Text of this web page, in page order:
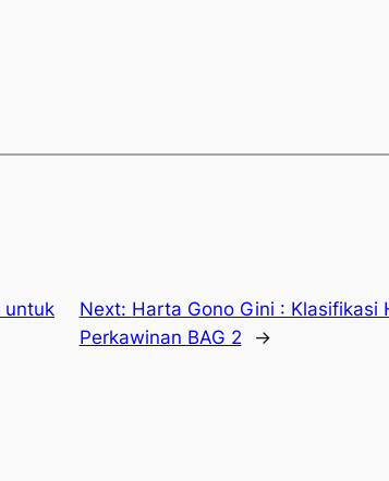
untuk
Next: Harta Gono Gini : Klasifikasi
Perkawinan BAG 2
→